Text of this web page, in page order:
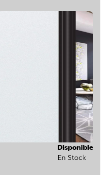
Disponible
En Stock